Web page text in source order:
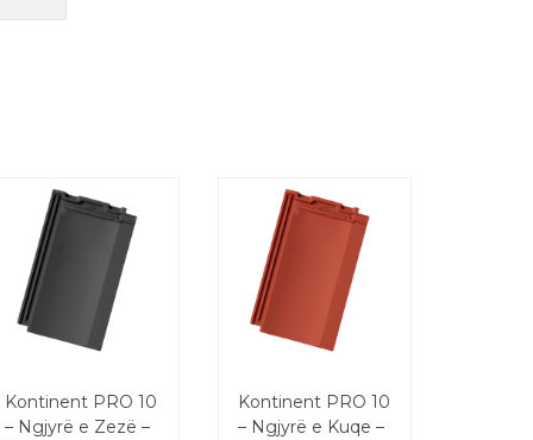
Kontinent PRO 10
– Ngjyrë e Zezë –
Kontinent PRO 10
– Ngjyrë e Kuqe –